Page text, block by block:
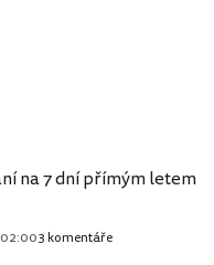
na 7 dní přímým letem
3 komentáře